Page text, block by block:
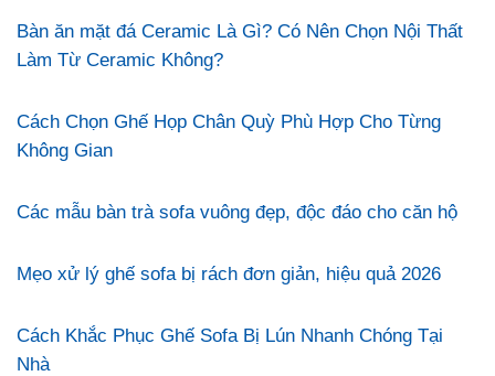
Bàn ăn mặt đá Ceramic Là Gì? Có Nên Chọn Nội Thất
Làm Từ Ceramic Không?
Cách Chọn Ghế Họp Chân Quỳ Phù Hợp Cho Từng
Không Gian
Các mẫu bàn trà sofa vuông đẹp, độc đáo cho căn hộ
Mẹo xử lý ghế sofa bị rách đơn giản, hiệu quả 2026
Cách Khắc Phục Ghế Sofa Bị Lún Nhanh Chóng Tại
Nhà